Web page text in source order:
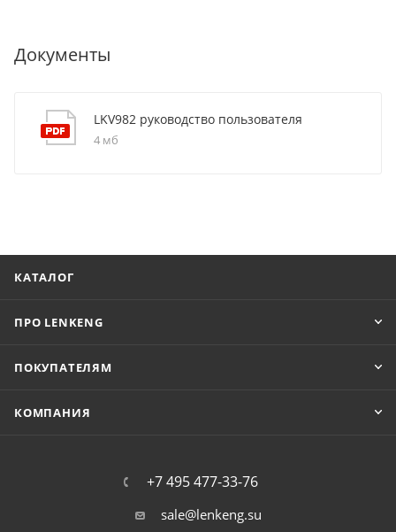
Документы
LKV982 руководство пользователя
4 мб
КАТАЛОГ
ПРО LENKENG
ПОКУПАТЕЛЯМ
КОМПАНИЯ
+7 495 477-33-76
sale@lenkeng.su